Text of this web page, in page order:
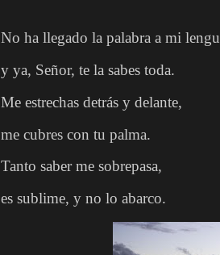
No ha llegado la palabra a mi
y ya, Señor, te la sabes toda.
Me estrechas detrás y delante,
me cubres con tu palma.
Tanto saber me sobrepasa,
es sublime, y no lo abarco.